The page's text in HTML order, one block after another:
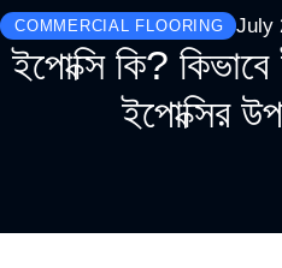
COMMERCIAL FLOORING July
ইপোক্সি কি?
ইপোক্সির